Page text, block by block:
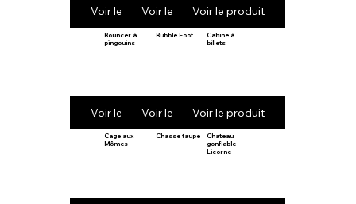
Voir le produitVoir le produitVoir le produit
Bouncer à
pingouins
Voir le produit
Bubble Foot
Voir le produit
Cabine à
billets
Voir le produit
Cage aux
Mômes
Chasse taupe
Chateau
gonflable
Licorne